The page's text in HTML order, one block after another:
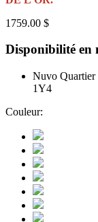
1759.00 $
Disponibilité en
Nuvo Quartier
1Y4
Couleur: